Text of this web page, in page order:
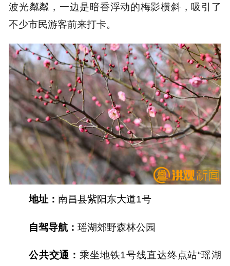
波光粼粼，一边是暗香浮动的梅影横斜，吸引了
不少市民游客前来打卡。
地址： 南昌县紫阳东大道1号
自驾导航： 瑶湖郊野森林公园
公共交通：乘坐地铁1号线直达终点站“瑶湖